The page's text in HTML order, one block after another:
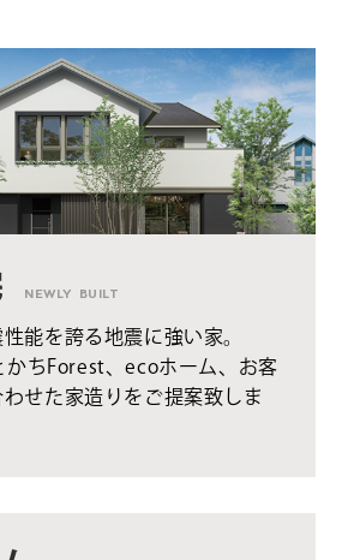
NEWLY BUILT
能を誇る地震に強い家。
かちForest、ecoホーム、お客
せた家造りをご提案致しま